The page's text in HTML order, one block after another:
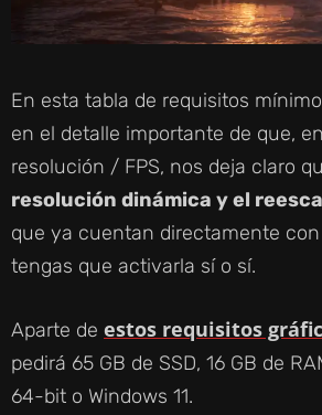
En esta tabla de requisitos
en el detalle importante de que,
resolución / FPS, nos deja claro
resolución dinámica y el
que ya cuentan directamente
tengas que activarla sí o sí.
Aparte de estos requisitos
pedirá 65 GB de SSD, 16 GB de
64-bit o Windows 11.